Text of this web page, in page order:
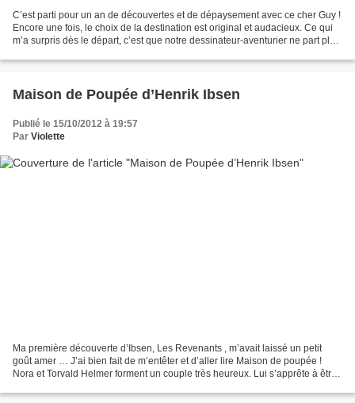
C’est parti pour un an de découvertes et de dépaysement avec ce cher Guy !
Encore une fois, le choix de la destination est original et audacieux. Ce qui
m’a surpris dès le départ, c’est que notre dessinateur-aventurier ne part plus
Maison de Poupée d’Henrik Ibsen
Publié le 15/10/2012 à 19:57
Par Violette
Ma première découverte d’Ibsen, Les Revenants , m’avait laissé un petit
goût amer … J’ai bien fait de m’entêter et d’aller lire Maison de poupée !
Nora et Torvald Helmer forment un couple très heureux. Lui s’apprête à être